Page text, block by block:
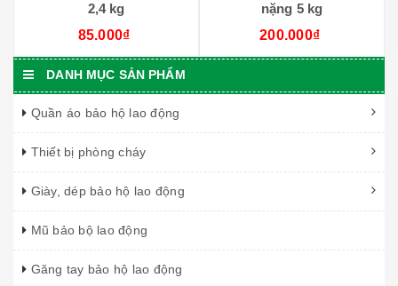
2,4 kg
85.000₫
nặng 5 kg
200.000₫
DANH MỤC SẢN PHẨM
Quần áo bảo hộ lao động
Thiết bị phòng cháy
Giày, dép bảo hộ lao động
Mũ bảo bộ lao động
Găng tay bảo hộ lao động